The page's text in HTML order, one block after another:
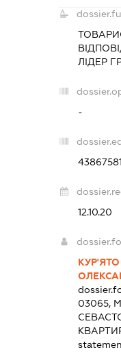
ЛІДЕР
-
43867581
12.10.20
03065,